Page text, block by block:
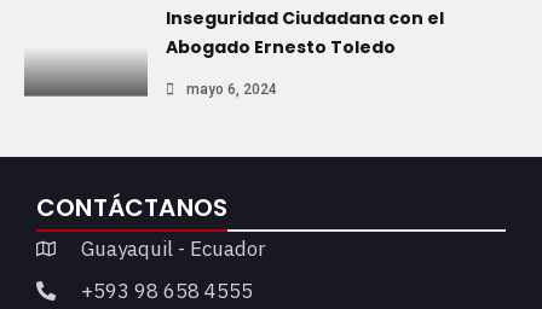
Inseguridad Ciudadana con el
Abogado Ernesto Toledo
mayo 6, 2024
CONTÁCTANOS
Guayaquil - Ecuador
+593 98 658 4555